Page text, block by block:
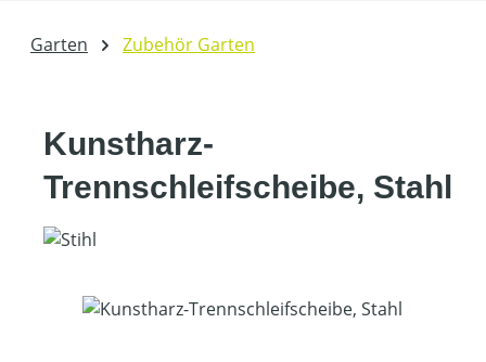
Garten Zubehör Garten
Kunstharz-
Trennschleifscheibe, Stahl
Bildergalerie überspringen